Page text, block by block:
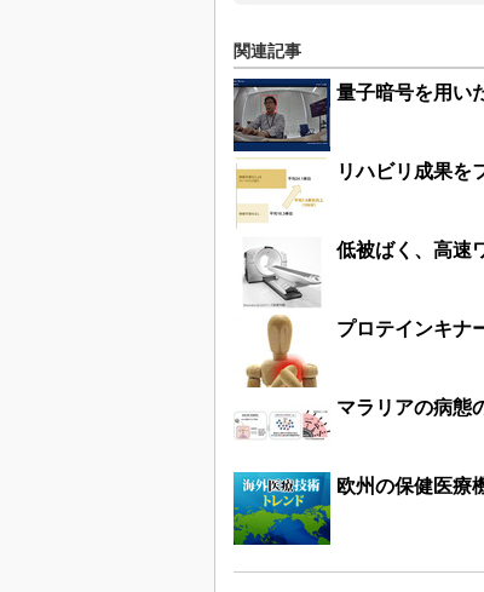
関連記事
量子暗号を用い
リハビリ成果を
低被ばく、高速
プロテインキナ
マラリアの病態
欧州の保健医療